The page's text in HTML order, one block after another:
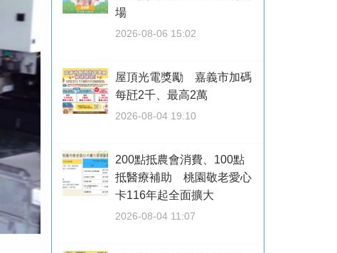
場
2026-08-06 15:02
屋頂光電獎勵 嘉義市加碼
每瓩2千、最高2萬
2026-08-04 19:10
200點抵農會消費、100點
抵醫療補助 桃園敬老愛心
卡116年起全面擴大
2026-08-04 11:07